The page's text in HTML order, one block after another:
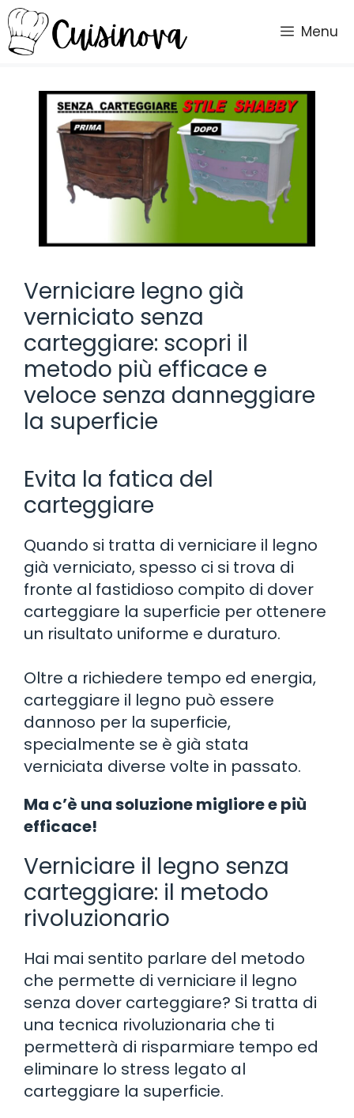
Vai
al
contenuto
Menu
Verniciare legno già
verniciato senza
carteggiare: scopri il
metodo più efficace e
veloce senza danneggiare
la superficie
Evita la fatica del
carteggiare
Quando si tratta di verniciare il legno
già verniciato, spesso ci si trova di
fronte al fastidioso compito di dover
carteggiare la superficie per ottenere
un risultato uniforme e duraturo.
Oltre a richiedere tempo ed energia,
carteggiare il legno può essere
dannoso per la superficie,
specialmente se è già stata
verniciata diverse volte in passato.
Ma c’è una soluzione migliore e più
efficace!
Verniciare il legno senza
carteggiare: il metodo
rivoluzionario
Hai mai sentito parlare del metodo
che permette di verniciare il legno
senza dover carteggiare? Si tratta di
una tecnica rivoluzionaria che ti
permetterà di risparmiare tempo ed
eliminare lo stress legato al
carteggiare la superficie.